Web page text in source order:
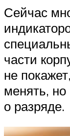
Сейчас
части
не
менять,
о разряде.